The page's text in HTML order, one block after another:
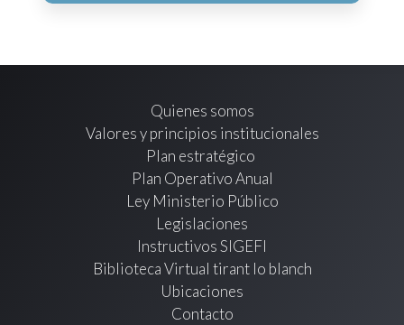
Quienes somos
Valores y principios institucionales
Plan estratégico
Plan Operativo Anual
Ley Ministerio Público
Legislaciones
Instructivos SIGEFI
Biblioteca Virtual tirant lo blanch
Ubicaciones
Contacto